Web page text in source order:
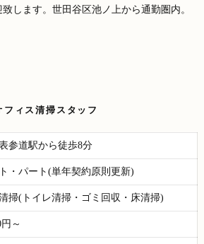
します。世田谷区池ノ上から通勤圏内。
フィス清掃スタッフ
参道駅から徒歩8分
・パート(単年契約原則更新)
掃(トイレ清掃・ゴミ回収・床清掃)
～